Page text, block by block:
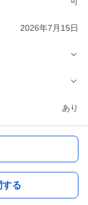
2026年7月15日
あり
る